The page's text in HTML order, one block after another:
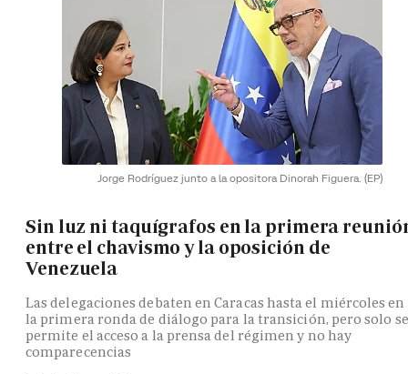
Jorge Rodríguez junto a la opositora Dinorah Figuera. (EP)
Sin luz ni taquígrafos en la primera
entre el chavismo y la oposición de
Venezuela
Las delegaciones debaten en Caracas hasta el miércoles en
la primera ronda de diálogo para la transición, pero solo se
permite el acceso a la prensa del régimen y no hay
comparecencias